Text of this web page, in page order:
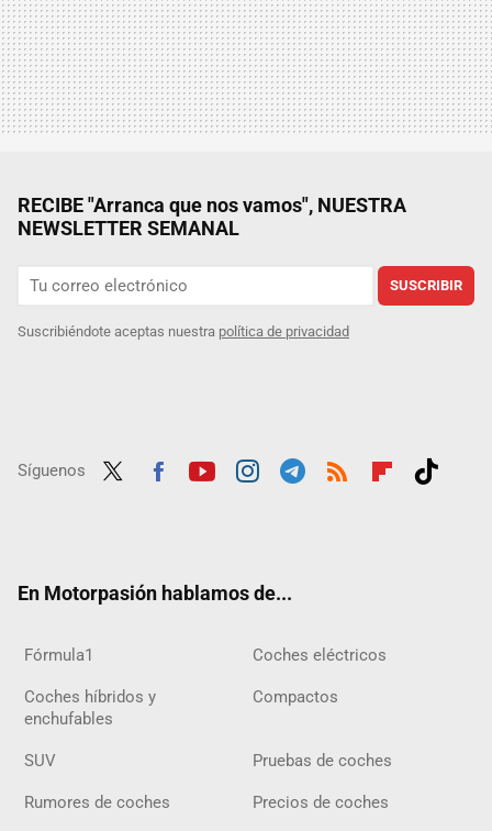
RECIBE "Arranca que nos vamos", NUESTRA
NEWSLETTER SEMANAL
SUSCRIBIR
Suscribiéndote aceptas nuestra política de privacidad
Síguenos
En Motorpasión hablamos de...
Fórmula1 Coches eléctricos
Coches híbridos y
enchufables
Compactos
SUV Pruebas de coches
Rumores de coches Precios de coches